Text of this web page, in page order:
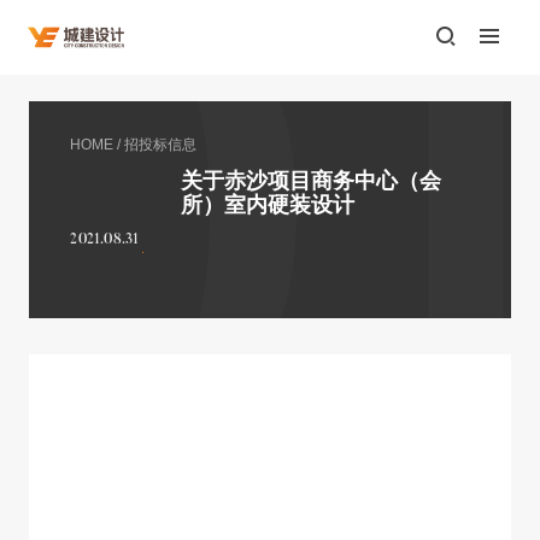
HOME /招投标信息
2021.08.31
关于赤沙项目商务中心（会
所）室内硬装设计